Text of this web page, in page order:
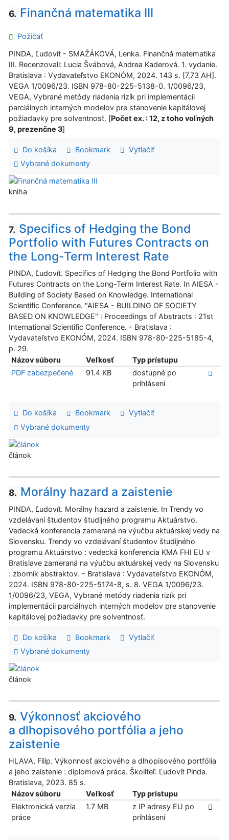
6. Finančná matematika III
Požičať
PINDA, Ľudovít - SMAŽÁKOVÁ, Lenka. Finančná matematika
III. Recenzovali: Lucia Švábová, Andrea Kaderová. 1. vydanie.
Bratislava : Vydavateľstvo EKONÓM, 2024. 143 s. [7,73 AH].
VEGA 1/0096/23. ISBN 978-80-225-5138-0. 1/0096/23,
VEGA, Vybrané metódy riadenia rizík pri implementácii
parciálnych interných modelov pre stanovenie kapitálovej
požiadavky pre solventnosť. [Počet ex. : 12, z toho voľných
9, prezenčne 3]
Do košíka Bookmark
Vytlačiť
Vybrané dokumenty
kniha
7. Specifics of Hedging the Bond
Portfolio with Futures Contracts on
the Long-Term Interest Rate
PINDA, Ľudovít. Specifics of Hedging the Bond Portfolio with
Futures Contracts on the Long-Term Interest Rate. In AIESA -
Building of Society Based on Knowledge. International
Scientific Conference. "AIESA - BUILDING OF SOCIETY
BASED ON KNOWLEDGE" : Proceedings of Abstracts : 21st
International Scientific Conference. - Bratislava :
Vydavateľstvo EKONÓM, 2024. ISBN 978-80-225-5185-4,
p. 29.
Názov súboru
Veľkosť
Typ prístupu
PDF zabezpečené
91.4 KB
dostupné po
prihlásení
Do košíka Bookmark
Vytlačiť
Vybrané dokumenty
článok
8. Morálny hazard a zaistenie
PINDA, Ľudovít. Morálny hazard a zaistenie. In Trendy vo
vzdelávaní študentov študijného programu Aktuárstvo.
Vedecká konferencia zameraná na výučbu aktuárskej vedy na
Slovensku. Trendy vo vzdelávaní študentov študijného
programu Aktuárstvo : vedecká konferencia KMA FHI EU v
Bratislave zameraná na výučbu aktuárskej vedy na Slovensku
: zborník abstraktov. - Bratislava : Vydavateľstvo EKONÓM,
2024. ISBN 978-80-225-5174-8, s. 8. VEGA 1/0096/23.
1/0096/23, VEGA, Vybrané metódy riadenia rizík pri
implementácii parciálnych interných modelov pre stanovenie
kapitálovej požiadavky pre solventnosť.
Do košíka Bookmark
Vytlačiť
Vybrané dokumenty
článok
9. Výkonnosť akciového
a dlhopisového portfólia a jeho
zaistenie
HLAVA, Filip. Výkonnosť akciového a dlhopisového portfólia
a jeho zaistenie : diplomová práca. Školiteľ: Ľudovít Pinda.
Bratislava, 2023. 85 s.
Názov súboru
Veľkosť
Typ prístupu
Elektronická verzia
práce
1.7 MB
z IP adresy EU po
prihlásení